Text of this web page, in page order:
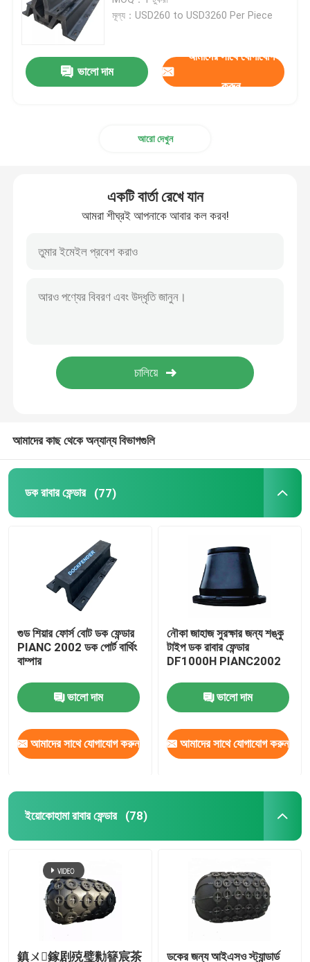
আর্চ রাবার ফেন্ডার
শঙ্কু রাবার ফেন্ডার
নলাকার সামুদ্রিক ফেন্ডার
সেল রাবার ফেন্ডার
টাগ বোট ফেন্ডার
সাবমেরিন ফেন্ডার
মুরিং বোলার্ডস
মূল্য：USD260 to USD3260 Per Piece
ভালো দাম
আমাদের সাথে যোগাযোগ
করুন
আরো দেখুন
একটি বার্তা রেখে যান
আমরা শীঘ্রই আপনাকে আবার কল করব!
আমাদের কাছ থেকে অন্যান্য বিভাগগুলি
ডক রাবার ফেন্ডার (77)
গুড শিয়ার ফোর্স বোট ডক ফেন্ডার
PIANC 2002 ডক পোর্ট বার্থিং
বাম্পার
ভালো দাম
আমাদের সাথে যোগাযোগ করুন
নৌকা জাহাজ সুরক্ষার জন্য শঙ্কু
টাইপ ডক রাবার ফেন্ডার
DF1000H PIANC2002
ভালো দাম
আমাদের সাথে যোগাযোগ করুন
ইয়োকোহামা রাবার ফেন্ডার (78)
鎮ㄨ鎵剧殑璧勬簮宸茶
ডকের জন্য আইএসও স্ট্যান্ডার্ড